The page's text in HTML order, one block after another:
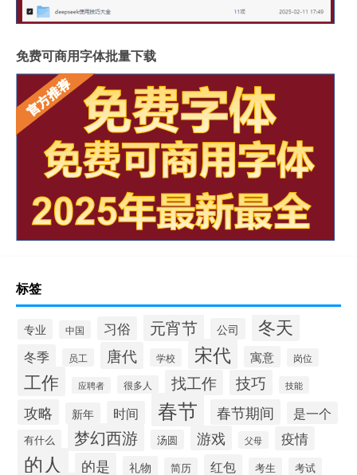
免费可商用字体批量下载
标签
专业 中国 习俗 元宵节 公司 冬天
冬季 员工 唐代 学校 宋代 寓意 岗位
工作 应聘者 很多人 找工作 技巧 技能
攻略 新年 时间 春节 春节期间 是一个
有什么 梦幻西游 汤圆 游戏 父母 疫情
的人 的是 礼物 简历 红包 考生 考试